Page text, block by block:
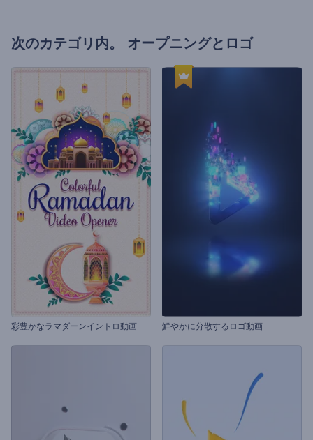
次のカテゴリ内。 オープニングとロゴ
彩豊かなラマダーンイントロ動画 鮮やかに分散するロゴ動画